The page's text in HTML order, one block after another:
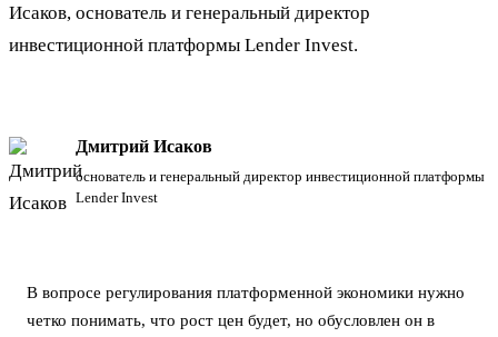
Исаков, основатель и генеральный директор
инвестиционной платформы Lender Invest.
Дмитрий Исаков
основатель и генеральный директор инвестиционной платформы
Lender Invest
В вопросе регулирования платформенной экономики нужно
четко понимать, что рост цен будет, но обусловлен он в